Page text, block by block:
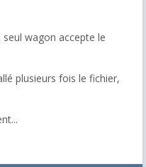
wagon accepte le
plusieurs fois le fichier,